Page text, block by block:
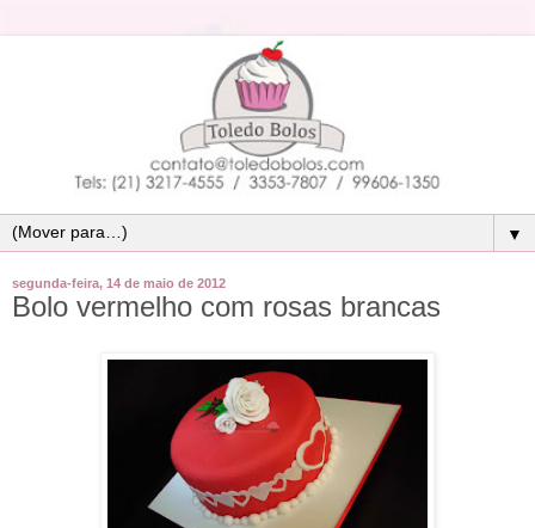
▼
segunda-feira, 14 de maio de 2012
Bolo vermelho com rosas brancas